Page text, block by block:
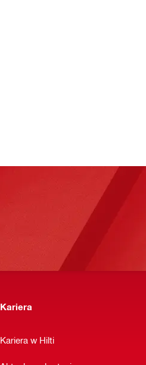
Kariera
Kariera w Hilti